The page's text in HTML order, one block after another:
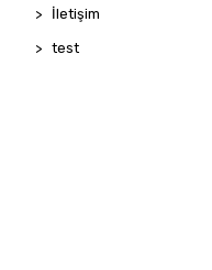
İletişim
test